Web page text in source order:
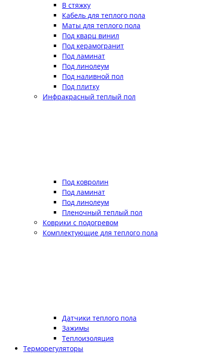
В стяжку
Кабель для теплого пола
Маты для теплого пола
Под кварц винил
Под керамогранит
Под ламинат
Под линолеум
Под наливной пол
Под плитку
Инфракрасный теплый пол
Под ковролин
Под ламинат
Под линолеум
Пленочный теплый пол
Коврики с подогревом
Комплектующие для теплого пола
Датчики теплого пола
Зажимы
Теплоизоляция
Терморегуляторы